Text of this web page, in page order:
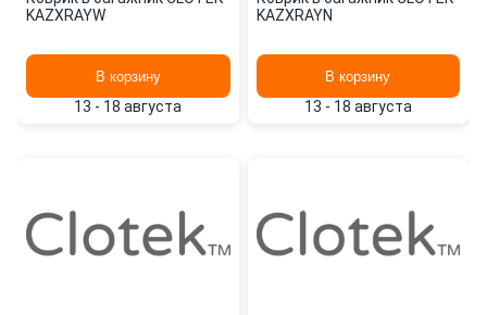
KAZXRAYW
В корзину
13 - 18 августа
KAZXRAYN
В корзину
13 - 18 августа